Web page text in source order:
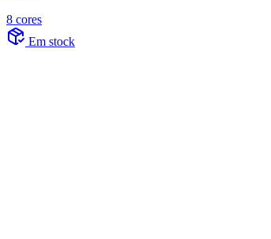
8 cores
Em stock